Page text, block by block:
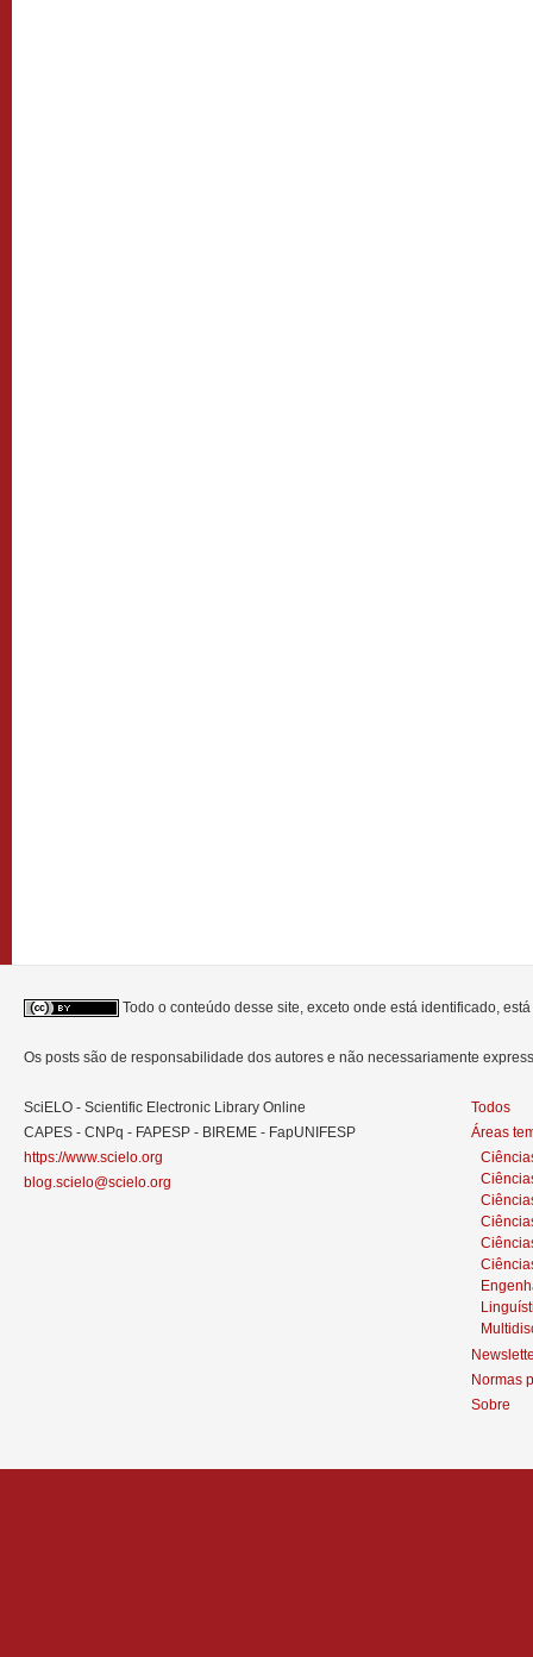
Todo o conteúdo desse site, exceto onde está identificado,
Os posts são de responsabilidade dos autores e não necessariamente
SciELO - Scientific Electronic Library Online
CAPES - CNPq - FAPESP - BIREME - FapUNIFESP
https://www.scielo.org
blog.scielo@scielo.org
Todos
Áreas
Normas
Sobre